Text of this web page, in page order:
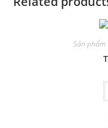
Sản phẩm